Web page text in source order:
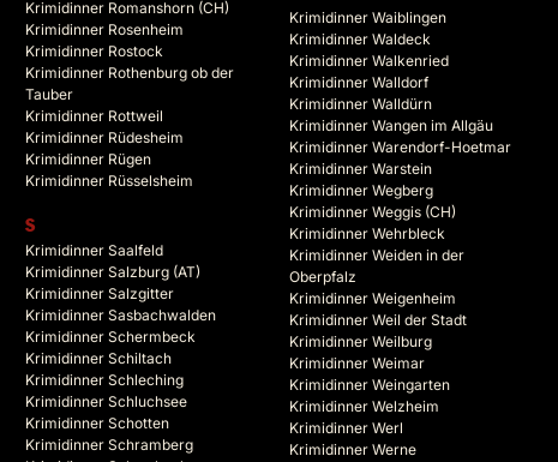
Krimidinner Romanshorn (CH)
Krimidinner Rosenheim
Krimidinner Rostock
Krimidinner Rothenburg ob der
Tauber
Krimidinner Rottweil
Krimidinner Rüdesheim
Krimidinner Rügen
Krimidinner Rüsselsheim
S
Krimidinner Saalfeld
Krimidinner Salzburg (AT)
Krimidinner Salzgitter
Krimidinner Sasbachwalden
Krimidinner Schermbeck
Krimidinner Schiltach
Krimidinner Schleching
Krimidinner Schluchsee
Krimidinner Schotten
Krimidinner Schramberg
Krimidinner Waiblingen
Krimidinner Waldeck
Krimidinner Walkenried
Krimidinner Walldorf
Krimidinner Walldürn
Krimidinner Wangen im Allgäu
Krimidinner Warendorf-Hoetmar
Krimidinner Warstein
Krimidinner Wegberg
Krimidinner Weggis (CH)
Krimidinner Wehrbleck
Krimidinner Weiden in der
Oberpfalz
Krimidinner Weigenheim
Krimidinner Weil der Stadt
Krimidinner Weilburg
Krimidinner Weimar
Krimidinner Weingarten
Krimidinner Welzheim
Krimidinner Werl
Krimidinner Werne